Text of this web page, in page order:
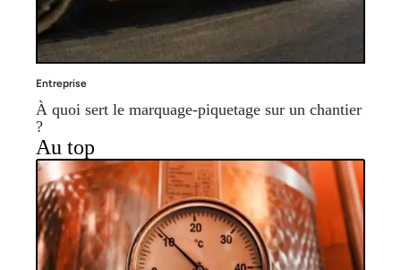
Entreprise
À quoi sert le marquage-piquetage sur un chantier
?
Au top